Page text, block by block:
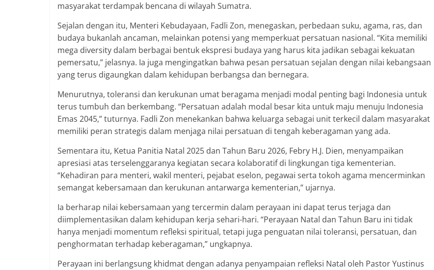
masyarakat terdampak bencana di wilayah Sumatra.
Sejalan dengan itu, Menteri Kebudayaan, Fadli Zon, menegaskan, perbedaan suku, agama, ras, dan
budaya bukanlah ancaman, melainkan potensi yang memperkuat persatuan nasional. “Kita memiliki
mega diversity dalam berbagai bentuk ekspresi budaya yang harus kita jadikan sebagai kekuatan
pemersatu,” jelasnya. Ia juga mengingatkan bahwa pesan persatuan sejalan dengan nilai kebangsaan
yang terus digaungkan dalam kehidupan berbangsa dan bernegara.
Menurutnya, toleransi dan kerukunan umat beragama menjadi modal penting bagi Indonesia untuk
terus tumbuh dan berkembang. “Persatuan adalah modal besar kita untuk maju menuju Indonesia
Emas 2045,” tuturnya. Fadli Zon menekankan bahwa keluarga sebagai unit terkecil dalam masyarakat
memiliki peran strategis dalam menjaga nilai persatuan di tengah keberagaman yang ada.
Sementara itu, Ketua Panitia Natal 2025 dan Tahun Baru 2026, Febry H.J. Dien, menyampaikan
apresiasi atas terselenggaranya kegiatan secara kolaboratif di lingkungan tiga kementerian.
“Kehadiran para menteri, wakil menteri, pejabat eselon, pegawai serta tokoh agama mencerminkan
semangat kebersamaan dan kerukunan antarwarga kementerian,” ujarnya.
Ia berharap nilai kebersamaan yang tercermin dalam perayaan ini dapat terus terjaga dan
diimplementasikan dalam kehidupan kerja sehari-hari. “Perayaan Natal dan Tahun Baru ini tidak
hanya menjadi momentum refleksi spiritual, tetapi juga penguatan nilai toleransi, persatuan, dan
penghormatan terhadap keberagaman,” ungkapnya.
Perayaan ini berlangsung khidmat dengan adanya penyampaian refleksi Natal oleh Pastor Yustinus